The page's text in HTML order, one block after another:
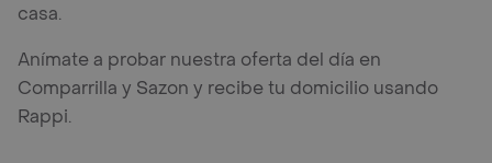
casa.
Anímate a probar nuestra oferta del día en
Comparrilla y Sazon y recibe tu domicilio usando
Rappi.